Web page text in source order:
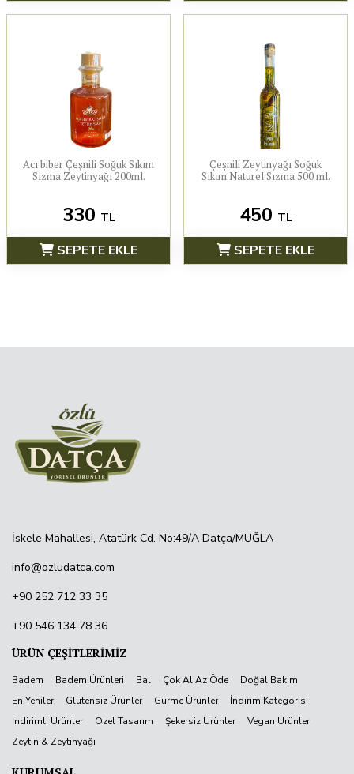
Acı biber Çeşnili Soğuk Sıkım
Sızma Zeytinyağı 200ml.
330 TL
SEPETE EKLE
Çeşnili Zeytinyağı Soğuk
Sıkım Naturel Sızma 500 ml.
450 TL
SEPETE EKLE
İskele Mahallesi, Atatürk Cd. No:49/A Datça/MUĞLA
info@ozludatca.com
+90 252 712 33 35
+90 546 134 78 36
ÜRÜN ÇEŞİTLERİMİZ
Badem Badem Ürünleri Bal Çok Al Az Öde
Doğal Bakım
En Yeniler
Glütensiz Ürünler Gurme Ürünler
İndirim Kategorisi
İndirimli Ürünler
Özel Tasarım Şekersiz Ürünler
Vegan Ürünler
Zeytin & Zeytinyağı